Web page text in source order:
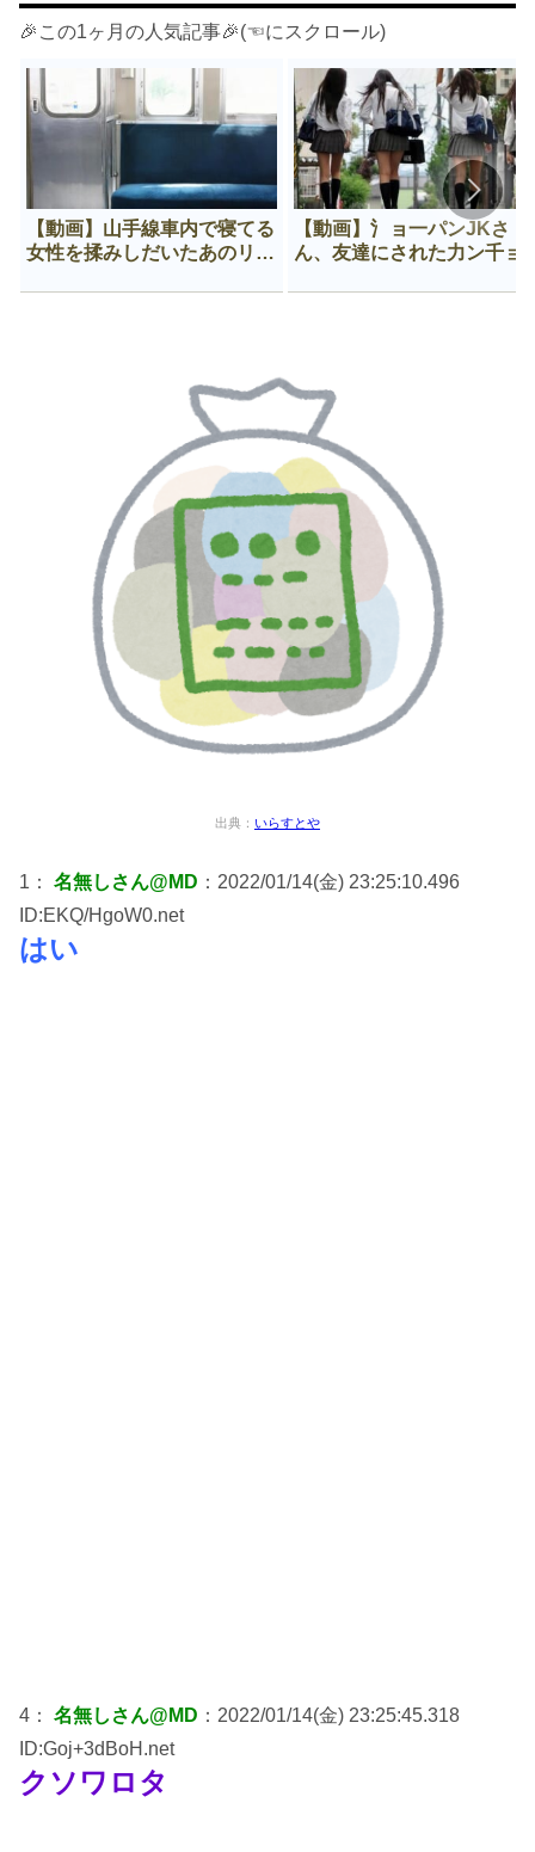
🎉この1ヶ月の人気記事🎉(☜にスクロール)
【動画】山手線車内で寝てる
女性を揉みしだいたあのリー
【動画】氵ョ一パンJKさ
ん、友達にされた力ン千ョ
出典： いらすとや
1： 名無しさん@MD ：2022/01/14(金) 23:25:10.496
ID:EKQ/HgoW0.net
はい
4： 名無しさん@MD ：2022/01/14(金) 23:25:45.318
ID:Goj+3dBoH.net
クソワロタ